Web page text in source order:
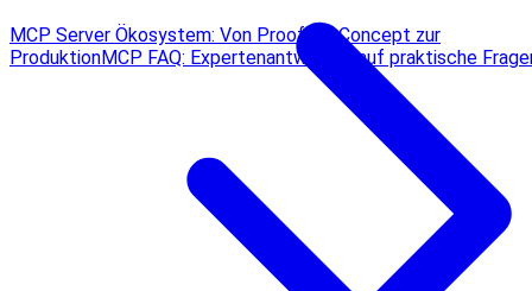
MCP Server Ökosystem: Von Proof-of-Concept zur
ProduktionMCP FAQ: Expertenantworten auf praktische